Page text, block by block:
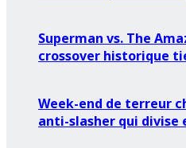
Superman vs. The
crossover historique
Week-end de terreur
anti-slasher qui divise